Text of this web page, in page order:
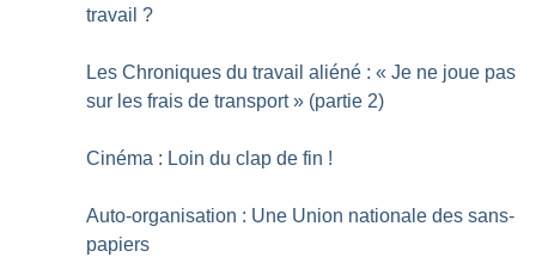
travail ?
Les Chroniques du travail aliéné : « Je ne joue pas
sur les frais de transport » (partie 2)
Cinéma : Loin du clap de fin !
Auto-organisation : Une Union nationale des sans-
papiers